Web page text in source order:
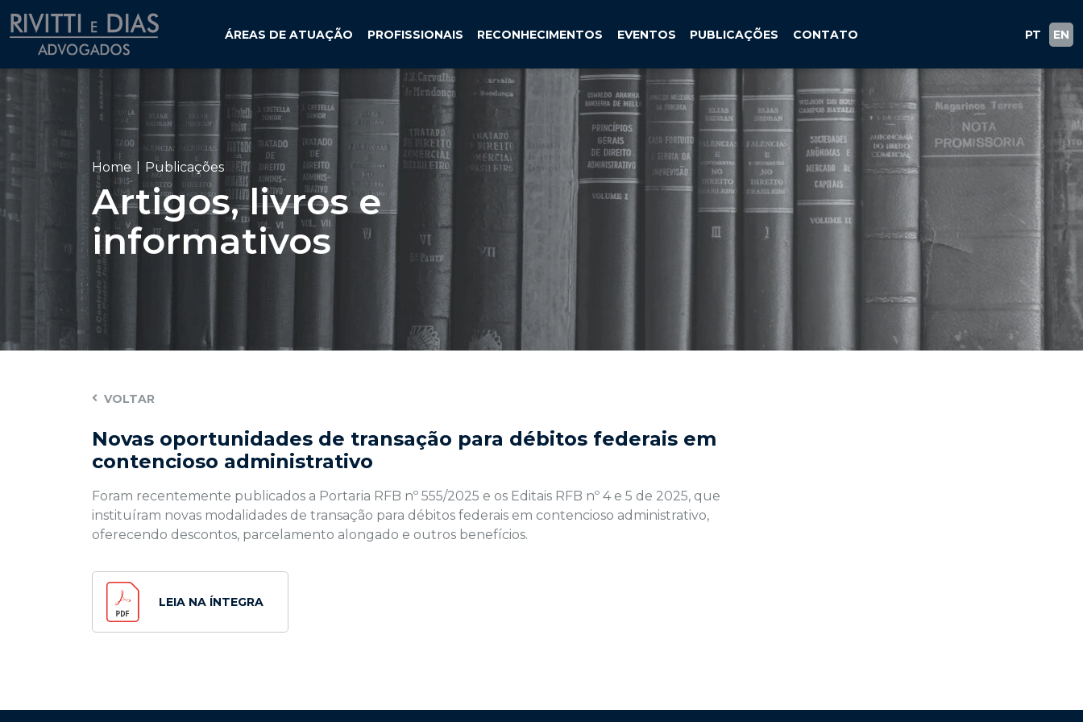
ÁREAS DE ATUAÇÃO PROFISSIONAIS RECONHECIMENTOS EVENTOS PUBLICAÇÕES CONTATO PT EN
Home Publicações
Artigos, livros e
informativos
VOLTAR
Novas oportunidades de transação para débitos federais em
contencioso administrativo
Foram recentemente publicados a Portaria RFB nº 555/2025 e os Editais RFB nº 4 e 5 de 2025, que
instituíram novas modalidades de transação para débitos federais em contencioso administrativo,
oferecendo descontos, parcelamento alongado e outros benefícios.
LEIA NA ÍNTEGRA